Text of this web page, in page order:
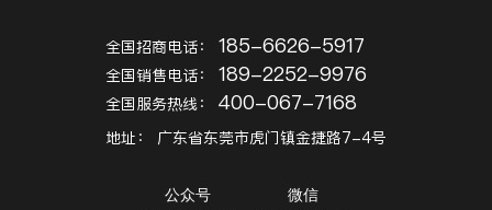
全国招商电话： 185-6626-5917
全国销售电话： 189-2252-9976
全国服务热线： 400-067-7168
地址： 广东省东莞市虎门镇金捷路7-4号
公众号 微信